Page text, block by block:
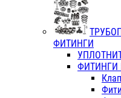
ФИТИНГИ
ФИТИНГИ